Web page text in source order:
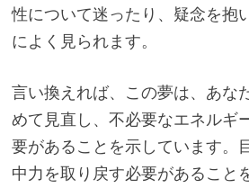
性について迷ったり、疑念を抱
によく見られます。
言い換えれば、この夢は、あな
めて見直し、不必要なエネルギ
要があることを示しています。
中力を取り戻す必要があること